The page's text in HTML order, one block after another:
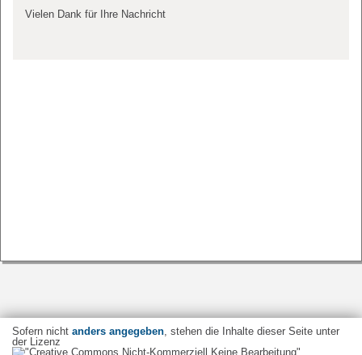
Vielen Dank für Ihre Nachricht
Sofern nicht anders angegeben, stehen die Inhalte dieser Seite unter
der Lizenz